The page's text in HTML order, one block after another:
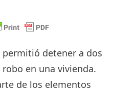
detener a dos
en una vivienda.
de los elementos